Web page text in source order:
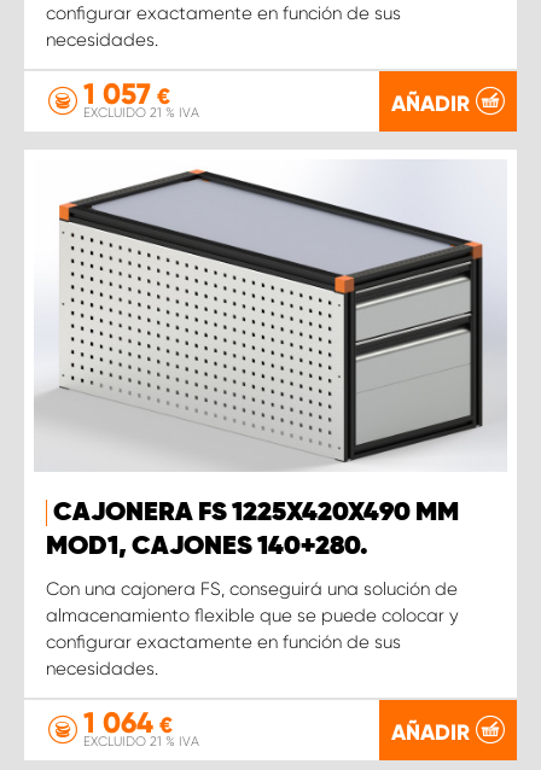
configurar exactamente en función de sus
necesidades.
1 057 €
EXCLUIDO 21 % IVA AÑADIR
CAJONERA FS 1225X420X490 MM
MOD1, CAJONES 140+280.
Con una cajonera FS, conseguirá una solución de
almacenamiento flexible que se puede colocar y
configurar exactamente en función de sus
necesidades.
1 064 €
EXCLUIDO 21 % IVA AÑADIR